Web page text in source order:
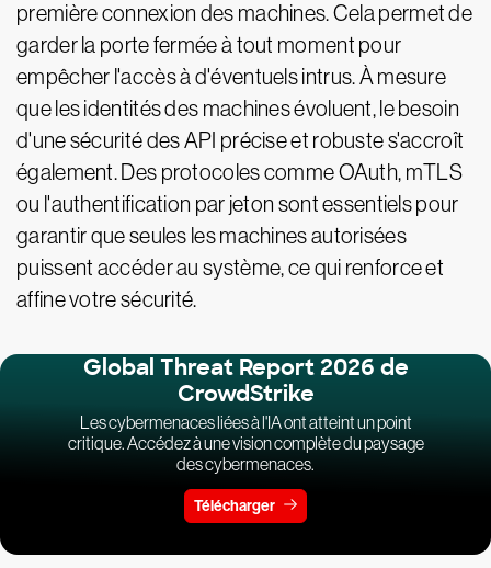
première connexion des machines. Cela permet de
garder la porte fermée à tout moment pour
empêcher l'accès à d'éventuels intrus. À mesure
que les identités des machines évoluent, le besoin
d'une sécurité des API précise et robuste s'accroît
également. Des protocoles comme OAuth, mTLS
ou l'authentification par jeton sont essentiels pour
garantir que seules les machines autorisées
puissent accéder au système, ce qui renforce et
affine votre sécurité.
Global Threat Report 2026 de
CrowdStrike
Les cybermenaces liées à l'IA ont atteint un point
critique. Accédez à une vision complète du paysage
des cybermenaces.
Télécharger